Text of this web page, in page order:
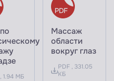
1.94 МБ
Массаж
области
вокруг глаз
PDF , 331.05
КБ